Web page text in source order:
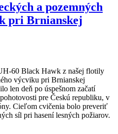
a pozemných
pri Brnianskej
60 Black Hawk z našej flotily
výcviku pri Brnianskej
len deň po úspešnom začatí
pre Českú republiku, v
Cieľom cvičenia bolo preveriť
síl pri hasení lesných požiarov.